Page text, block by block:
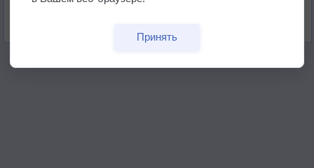
Изменение климата повлияло на ареал обитания
Принять